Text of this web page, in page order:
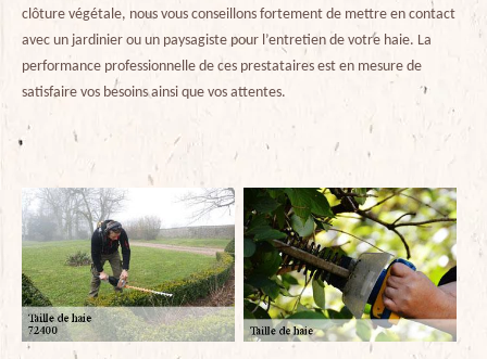
clôture végétale, nous vous conseillons fortement de mettre en contact
avec un jardinier ou un paysagiste pour l’entretien de votre haie. La
performance professionnelle de ces prestataires est en mesure de
satisfaire vos besoins ainsi que vos attentes.